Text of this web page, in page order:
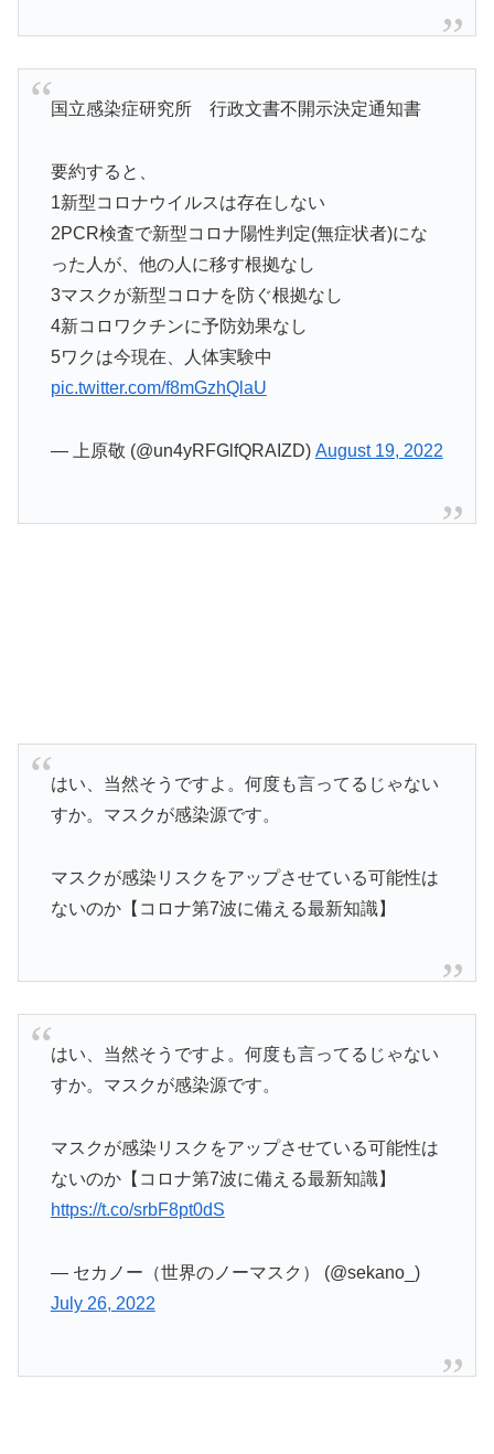
国立感染症研究所 行政文書不開示決定通知書
要約すると、
1新型コロナウイルスは存在しない
2PCR検査で新型コロナ陽性判定(無症状者)にな
った人が、他の人に移す根拠なし
3マスクが新型コロナを防ぐ根拠なし
4新コロワクチンに予防効果なし
5ワクは今現在、人体実験中
pic.twitter.com/f8mGzhQlaU
— 上原敬 (@un4yRFGlfQRAIZD) August 19, 2022
はい、当然そうですよ。何度も言ってるじゃない
すか。マスクが感染源です。
マスクが感染リスクをアップさせている可能性は
ないのか【コロナ第7波に備える最新知識】
はい、当然そうですよ。何度も言ってるじゃない
すか。マスクが感染源です。
マスクが感染リスクをアップさせている可能性は
ないのか【コロナ第7波に備える最新知識】
https://t.co/srbF8pt0dS
— セカノー（世界のノーマスク） (@sekano_)
July 26, 2022